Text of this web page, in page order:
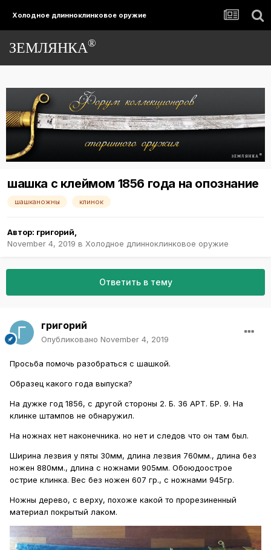
Холодное длинноклинковое оружие
ЗЕМЛЯНКА®
шашка с клеймом 1856 года на опознание
шашканожны клинок
Автор: григорий
November 4, 2019 в Холодное длинноклинковое оружие
Ответить в тему
григорий
Опубликовано November 4, 2019
Просьба помочь разобраться с шашкой.
Образец какого года выпуска?
На дужке год 1856, с другой стороны 2. Б. 36 АРТ. БР. 9. На
клинке штампов не обнаружил.
На ножнах нет наконечника. но нет и следов что он там был.
Ширина лезвия у пяты 30мм, длина лезвия 760мм., длина без
ножен 880мм., длина с ножнами 905мм. Обоюдоострое
острие клинка. Вес без ножен 607 гр., с ножнами 945гр.
Ножны дерево, с верху, похоже какой то прорезиненный
материал покрытый лаком.